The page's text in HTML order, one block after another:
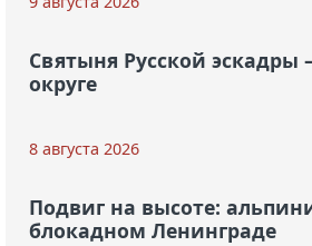
Святыня Русской эскадры
округе
8 августа 2026
Подвиг на высоте:
блокадном Ленинграде